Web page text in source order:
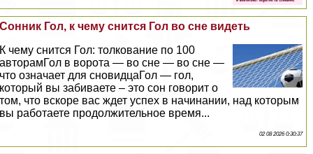
Сонник Гол, к чему снится Гол во сне видеть
К чему снится Гол: толкование по 100
авторамГол в ворота — во сне — во сне —
что означает для сновидцаГол — гол,
который вы забиваете – это сон говорит о
том, что вскоре вас ждет успех в начинании, над которым
вы работаете продолжительное время...
02 08 2026 0:30:37